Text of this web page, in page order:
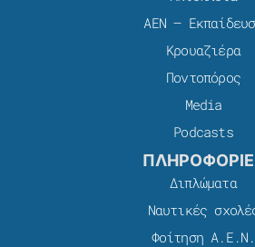
ΑΕΝ –
Κρουαζιέρα
Ποντοπόρος
Media
Podcasts
Διπλώματα
Ναυτικές
Φοίτηση Α.Ε.Ν.